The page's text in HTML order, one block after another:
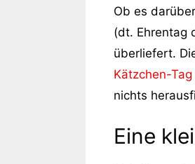
Ob es
(dt. Ehrentag
überliefert.
Kätzchen-Tag
nichts
Eine